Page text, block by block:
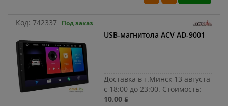
Код: 742337 Под заказ
USB-магнитола ACV AD-9001
Доставка в г.Минск 13 августа
с 18:00 до 23:00. Стоимость:
10.00 ƃ